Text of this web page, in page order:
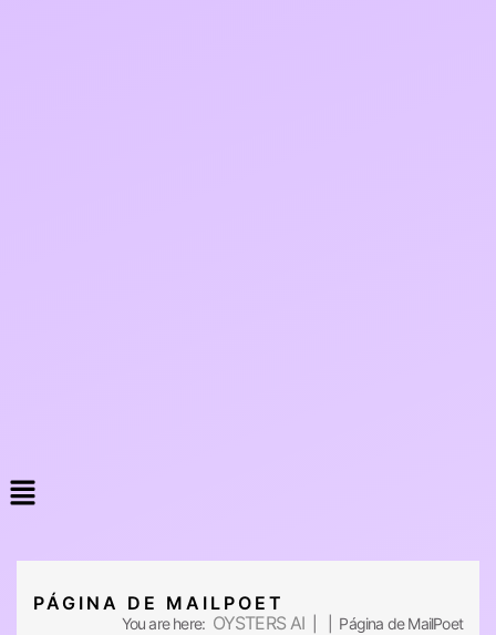
PÁGINA DE MAILPOET
You are here: OYSTERS AI | | Página de MailPoet